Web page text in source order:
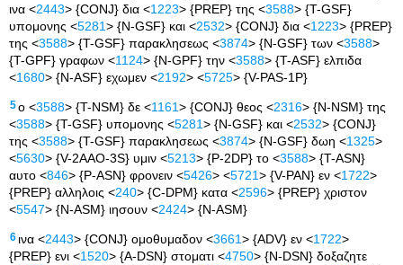
ινα <2443> {CONJ} δια <1223> {PREP} της <3588> {T-GSF}
υπομονης <5281> {N-GSF} και <2532> {CONJ} δια <1223> {PREP}
της <3588> {T-GSF} παρακλησεως <3874> {N-GSF} των <3588>
{T-GPF} γραφων <1124> {N-GPF} την <3588> {T-ASF} ελπιδα
<1680> {N-ASF} εχωμεν <2192> <5725> {V-PAS-1P}
5ο <3588> {T-NSM} δε <1161> {CONJ} θεος <2316> {N-NSM} της
<3588> {T-GSF} υπομονης <5281> {N-GSF} και <2532> {CONJ}
της <3588> {T-GSF} παρακλησεως <3874> {N-GSF} δωη <1325>
<5630> {V-2AAO-3S} υμιν <5213> {P-2DP} το <3588> {T-ASN}
αυτο <846> {P-ASN} φρονειν <5426> <5721> {V-PAN} εν <1722>
{PREP} αλληλοις <240> {C-DPM} κατα <2596> {PREP} χριστον
<5547> {N-ASM} ιησουν <2424> {N-ASM}
6 ινα <2443> {CONJ} ομοθυμαδον <3661> {ADV} εν <1722>
{PREP} ενι <1520> {A-DSN} στοματι <4750> {N-DSN} δοξαζητε